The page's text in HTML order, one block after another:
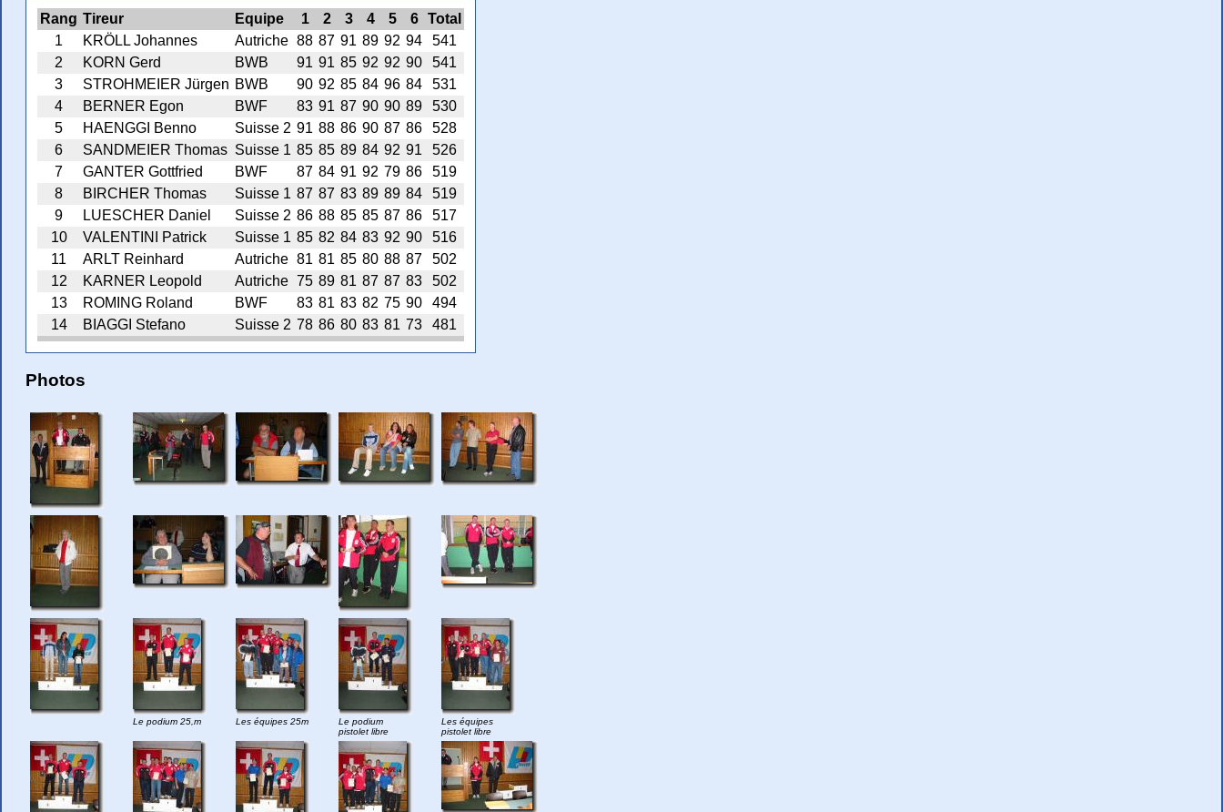
Rang Tireur Equipe 1 2 3 4 5 6
Total
1
KRÖLL Johannes Autriche 88 87 91 89 92 94
541
2
KORN Gerd BWB 91 91 85 92 92 90
541
3
STROHMEIER Jürgen BWB 90 92 85 84 96 84
531
4
BERNER Egon BWF 83 91 87 90 90 89
530
5
HAENGGI Benno Suisse 2 91 88 86 90 87 86
528
6
SANDMEIER Thomas Suisse 1 85 85 89 84 92 91
526
7
GANTER Gottfried BWF 87 84 91 92 79 86
519
8
BIRCHER Thomas Suisse 1 87 87 83 89 89 84
519
9
LUESCHER Daniel Suisse 2 86 88 85 85 87 86
517
10
VALENTINI Patrick Suisse 1 85 82 84 83 92 90
516
11
ARLT Reinhard Autriche 81 81 85 80 88 87
502
12
KARNER Leopold Autriche 75 89 81 87 87 83
502
13
ROMING Roland BWF 83 81 83 82 75 90
494
14
BIAGGI Stefano Suisse 2 78 86 80 83 81 73 481
Photos
Le podium 25,m Les équipes 25m
Le podium
pistolet libre
Les équipes
pistolet libre